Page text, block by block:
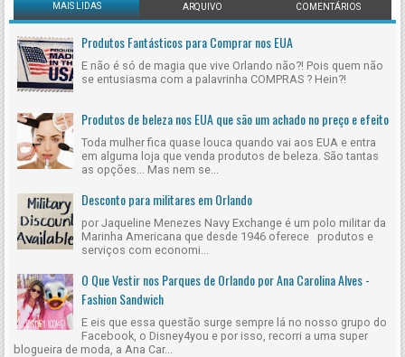
MAIS LIDAS ARQUIVO COMENTÁRIOS
Produtos Fantásticos para Comprar nos EUA
E não é só de magia que vive Orlando não?! Pois quem não
se entusiasma com a palavrinha COMPRAS ? Hein?!
Produtos de beleza nos EUA que são um achado no preço e efeito
Toda mulher fica quase louca quando vai aos EUA e entra
em alguma loja que venda produtos de beleza. São tantas
as opções... Mas nem se...
Desconto para militares em Orlando
por Jaqueline Menezes Navy Exchange é um polo militar da
Marinha Americana que desde 1946 oferece produtos e
serviços com economi...
O Que Vestir nos Parques de Orlando por Ana Carolina Alves -
Fashion Sandwich
E eis que essa questão surge sempre lá no nosso grupo do
Facebook, o Disney4you e por isso, recorri a uma super
blogueira de moda, a Ana Car...